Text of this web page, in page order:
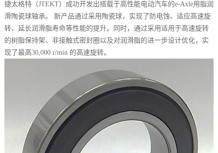
捷太格特（JTEKT）成功开发出搭载于高性能电动汽车的e-Axle用脂润
滑陶瓷球轴承。 新产品通过采用陶瓷球，实现了防电蚀、适应高速旋
转、延长润滑脂寿命等性能的提升。同时，通过采用适用于高速旋转
的树脂保持架、非接触式密封圈以及对润滑脂的进一步设计优化，实
现了最高30,000 r/min 的高速旋转。